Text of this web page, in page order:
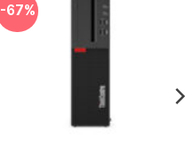
-67%